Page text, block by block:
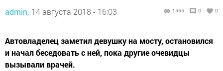
admin, 14 августа 2018 - 16:03 1565 0 0
Автовладелец заметил девушку на мосту, остановился
и начал беседовать с ней, пока другие очевидцы
вызывали врачей.